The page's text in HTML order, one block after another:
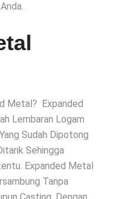
Metal? Expanded
Lembaran Logam
Sudah Dipotong
Sehingga
Expanded Metal
Tanpa